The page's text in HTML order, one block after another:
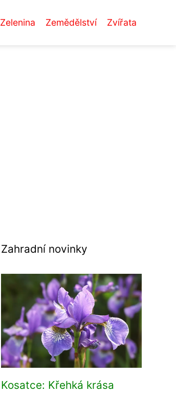
Zelenina Zemědělství Zvířata
Zahradní novinky
Kosatce: Křehká krása